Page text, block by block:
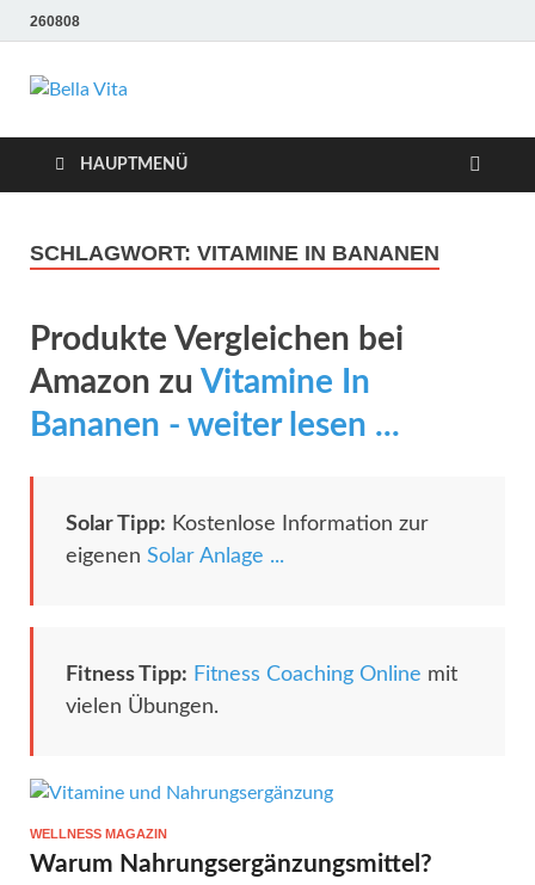
260808
Bella Vita
Wellness Fitness
Tipps
Tipps
HAUPTMENÜ
SCHLAGWORT: VITAMINE IN BANANEN
Produkte Vergleichen bei
Amazon zu Vitamine In
Bananen - weiter lesen ...
Solar Tipp: Kostenlose Information zur
eigenen Solar Anlage ...
Fitness Tipp: Fitness Coaching Online mit
vielen Übungen.
WELLNESS MAGAZIN
Warum Nahrungsergänzungsmittel?